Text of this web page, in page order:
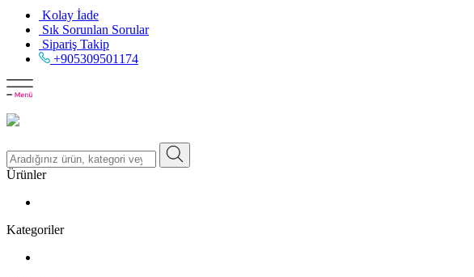
Kolay İade
Sık Sorunlan Sorular
Sipariş Takip
+905309501174
Ürünler
Kategoriler